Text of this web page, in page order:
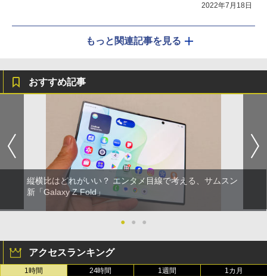
2022年7月18日
もっと関連記事を見る
おすすめ記事
縦横比はどれがいい？ エンタメ目線で考える、サムスン
新「Galaxy Z Fold」
● ● ●
アクセスランキング
1時間 24時間 1週間 1カ月